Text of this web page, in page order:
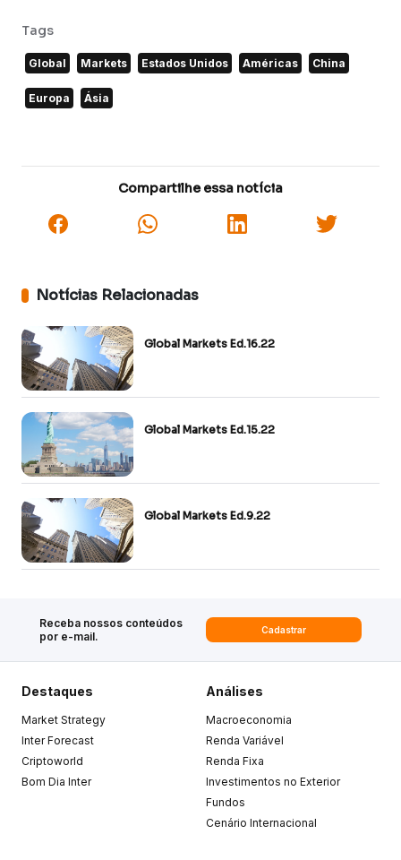
Tags
Global Markets Estados Unidos Américas China
Europa Ásia
Compartilhe essa notícia
Notícias Relacionadas
Global Markets Ed.16.22
Global Markets Ed.15.22
Global Markets Ed.9.22
Receba nossos conteúdos
por e-mail.
Cadastrar
Destaques
Market Strategy
Inter Forecast
Criptoworld
Bom Dia Inter
Análises
Macroeconomia
Renda Variável
Renda Fixa
Investimentos no Exterior
Fundos
Cenário Internacional